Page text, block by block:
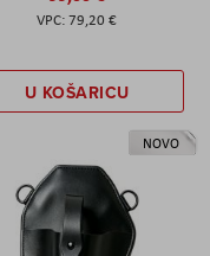
79,20 €
U KOŠARICU
NOVO